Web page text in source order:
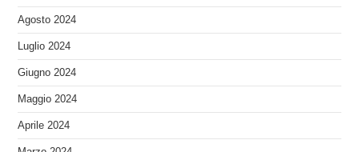
Agosto 2024
Luglio 2024
Giugno 2024
Maggio 2024
Aprile 2024